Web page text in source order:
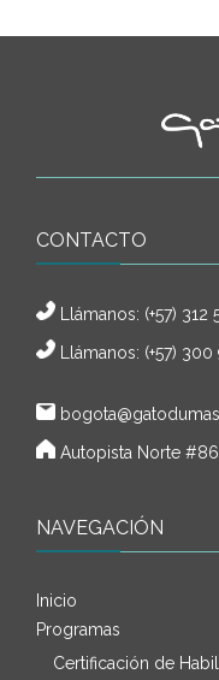
CONTACTO
Llámanos: (+57) 312
Llámanos: (+57)
Autopista Norte
NAVEGACIÓN
Inicio
Programas
Certificación de